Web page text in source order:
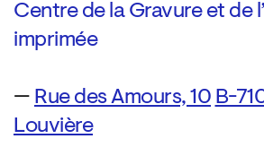
Centre de la Gravure et de
imprimée
— Rue des Amours, 10 B-
Louvière